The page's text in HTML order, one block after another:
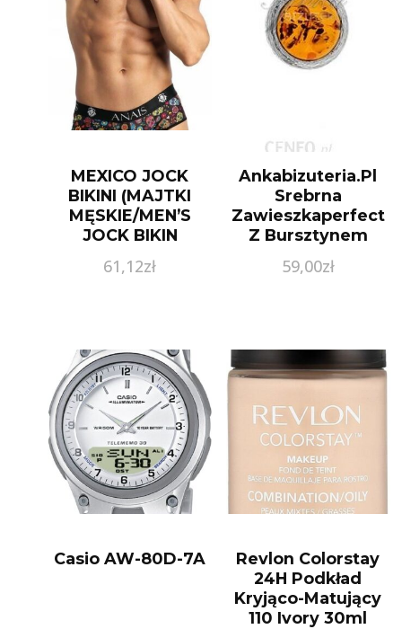
MEXICO JOCK
BIKINI (MAJTKI
MĘSKIE/MEN’S
JOCK BIKIN
61,12zł
Ankabizuteria.Pl
Srebrna
Zawieszkaperfect
Z Bursztynem
59,00zł
Casio AW-80D-7A
Revlon Colorstay
24H Podkład
Kryjąco-Matujący
110 Ivory 30ml